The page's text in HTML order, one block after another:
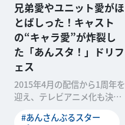
兄弟愛やユニット愛がほ
とばしった！キャスト
の“キャラ愛”が炸裂し
た「あんスタ！」ドリフ
ェス
2015年4月の配信から1周年を
迎え、テレビアニメ化も決定
さんぶるスターズ
#あんさんぶるスター